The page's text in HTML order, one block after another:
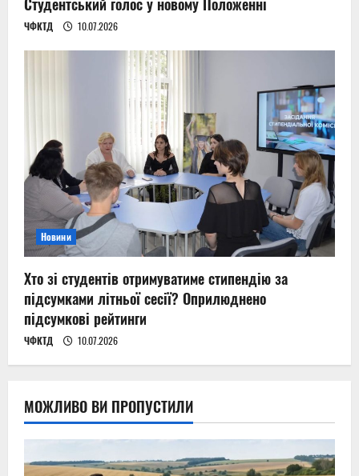
ЧФКТД 10.07.2026
Новини
Хто зі студентів отримуватиме стипендію за
підсумками літньої сесії? Оприлюднено
підсумкові рейтинги
ЧФКТД 10.07.2026
МОЖЛИВО ВИ ПРОПУСТИЛИ